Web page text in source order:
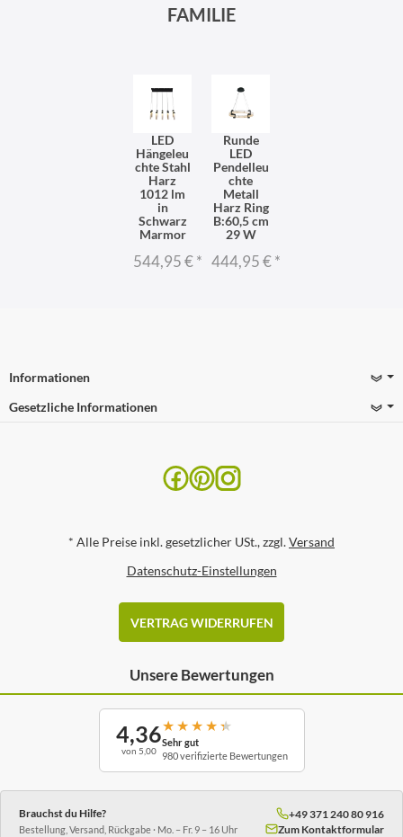
FAMILIE
LED
Hängeleu
chte Stahl
Harz
1012 lm
in
Schwarz
Marmor
544,95 €*
Runde
LED
Pendelleu
chte
Metall
Harz Ring
B:60,5 cm
29 W
444,95 €*
Informationen
Gesetzliche Informationen
* Alle Preise inkl. gesetzlicher USt., zzgl.Versand
Datenschutz-Einstellungen
VERTRAG WIDERRUFEN
Unsere Bewertungen
4,36
von 5,00
★ ★ ★ ★ ★
Sehr gut
980 verifizierte Bewertungen
Brauchst du Hilfe?
Bestellung, Versand, Rückgabe · Mo. – Fr. 9 – 16 Uhr
+49 371 240 80 916
Zum Kontaktformular